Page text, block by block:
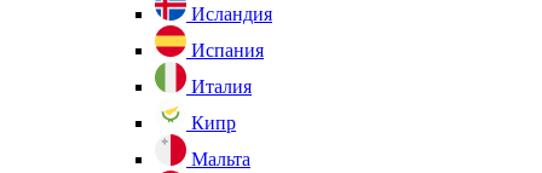
Исландия
Испания
Италия
Кипр
Мальта